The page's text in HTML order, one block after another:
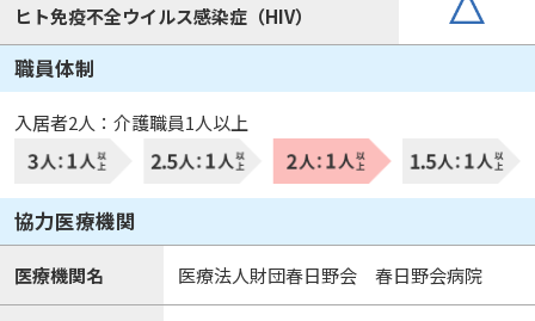
ヒト免疫不全ウイルス感染症（HIV）
職員体制
入居者2人：介護職員1人以上
協力医療機関
医療機関名 医療法人財団春日野会 春日野会病院